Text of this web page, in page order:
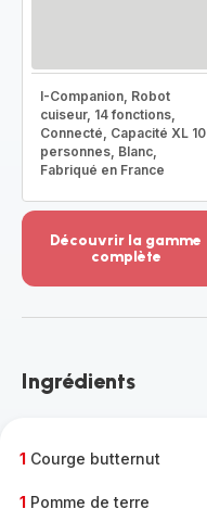
I-Companion, Robot
cuiseur, 14 fonctions,
Connecté, Capacité XL 10
personnes, Blanc,
Fabriqué en France
Découvrir la gamme
complète
-
gamme
Ingrédients
1 Courge butternut
1 Pomme de terre